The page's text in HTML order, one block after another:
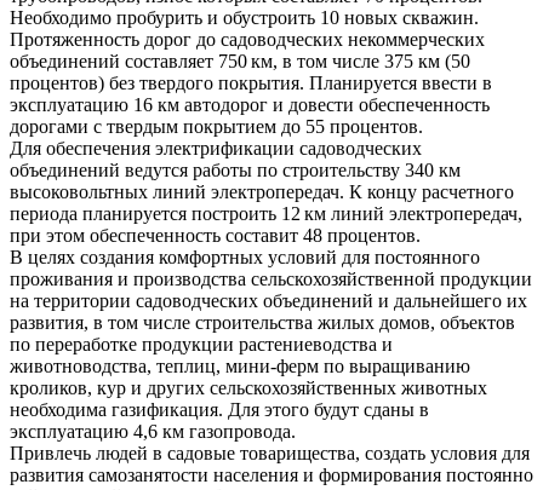
Необходимо пробурить и обустроить 10 новых скважин.
Протяженность дорог до садоводческих некоммерческих
объединений составляет 750 км, в том числе 375 км (50
процентов) без твердого покрытия. Планируется ввести в
эксплуатацию 16 км автодорог и довести обеспеченность
дорогами с твердым покрытием до 55 процентов.
Для обеспечения электрификации садоводческих
объединений ведутся работы по строительству 340 км
высоковольтных линий электропередач. К концу расчетного
периода планируется построить 12 км линий электропередач,
при этом обеспеченность составит 48 процентов.
В целях создания комфортных условий для постоянного
проживания и производства сельскохозяйственной продукции
на территории садоводческих объединений и дальнейшего их
развития, в том числе строительства жилых домов, объектов
по переработке продукции растениеводства и
животноводства, теплиц, мини-ферм по выращиванию
кроликов, кур и других сельскохозяйственных животных
необходима газификация. Для этого будут сданы в
эксплуатацию 4,6 км газопровода.
Привлечь людей в садовые товарищества, создать условия для
развития самозанятости населения и формирования постоянно